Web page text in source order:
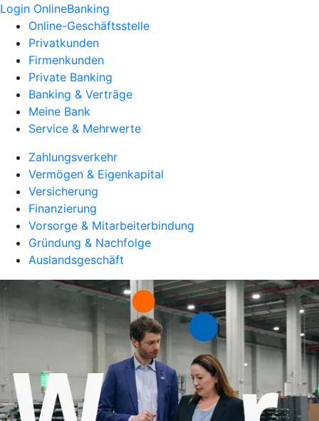
Login OnlineBanking
Online-Geschäftsstelle
Privatkunden
Firmenkunden
Private Banking
Banking & Verträge
Meine Bank
Service & Mehrwerte
Zahlungsverkehr
Vermögen & Eigenkapital
Versicherung
Finanzierung
Vorsorge & Mitarbeiterbindung
Gründung & Nachfolge
Auslandsgeschäft